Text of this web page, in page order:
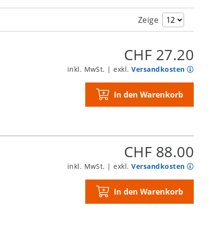
Zeige
CHF 27.20
inkl. MwSt. | exkl.Versandkosten
In den Warenkorb
CHF 88.00
inkl. MwSt. | exkl.Versandkosten
In den Warenkorb